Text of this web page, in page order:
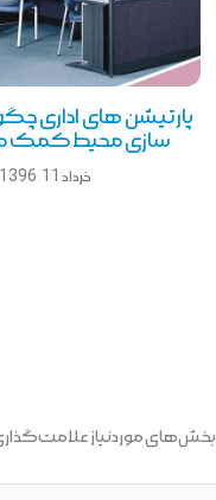
پارتیشن های اداری
سازی محیط کمک
خرداد 11, 1396
بخش‌های موردنیاز